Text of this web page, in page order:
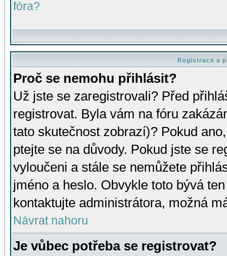
fóra?
Registrace a
Proč se nemohu přihlásit?
Už jste se zaregistrovali? Před
registrovat. Byla vám na fóru
tato skutečnost zobrazí)? Pokud
ptejte se na důvody. Pokud jste se
vyloučeni a stále se nemůžete
jméno a heslo. Obvykle toto bývá
kontaktujte administrátora, možná
Návrat nahoru
Je vůbec potřeba se registrovat?